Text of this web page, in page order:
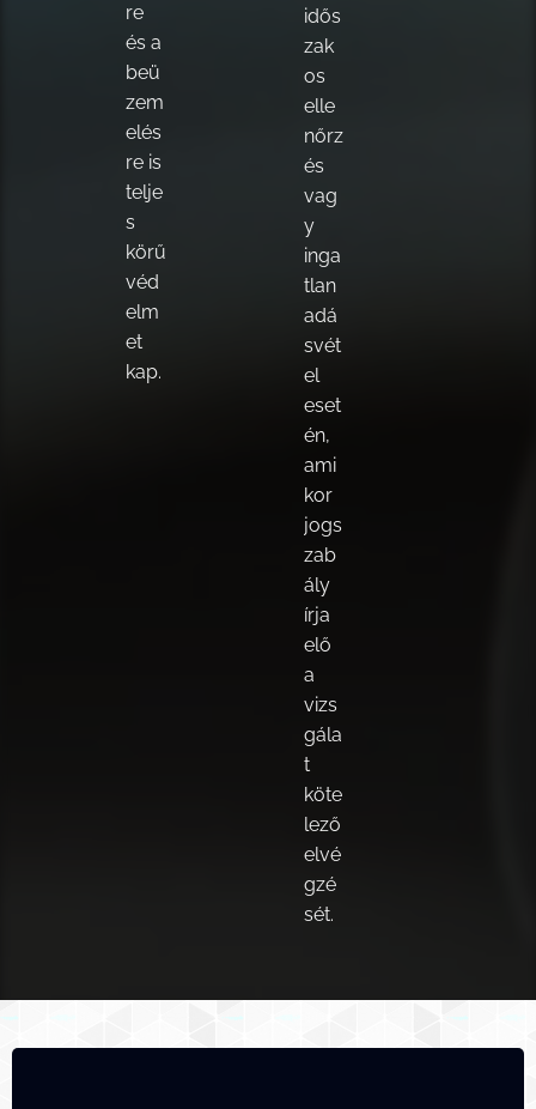
re
és a
beü
zem
elés
re is
telje
s
körű
véd
elm
et
kap.
idős
zak
os
elle
nőrz
és
vag
y
inga
tlan
adá
svét
el
eset
én,
ami
kor
jogs
zab
ály
írja
elő
a
vizs
gála
t
köte
lező
elvé
gzé
sét.